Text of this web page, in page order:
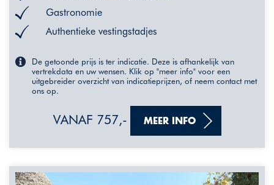
Gastronomie
Authentieke vestingstadjes
De getoonde prijs is ter indicatie. Deze is afhankelijk van
vertrekdata en uw wensen. Klik op "meer info" voor een
uitgebreider overzicht van indicatieprijzen, of neem contact met
ons op.
VANAF 757,- MEER INFO